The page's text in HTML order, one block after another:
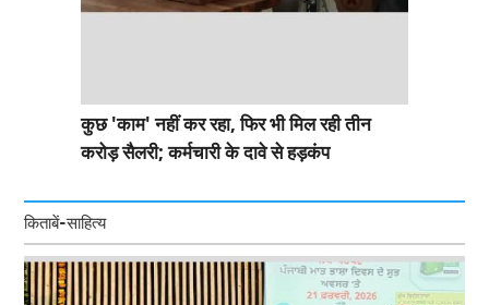
कुछ 'काम' नहीं कर रहा, फिर भी मिल रही तीन
करोड़ सैलरी; कर्मचारी के दावे से हड़कंप
किताबें-साहित्य